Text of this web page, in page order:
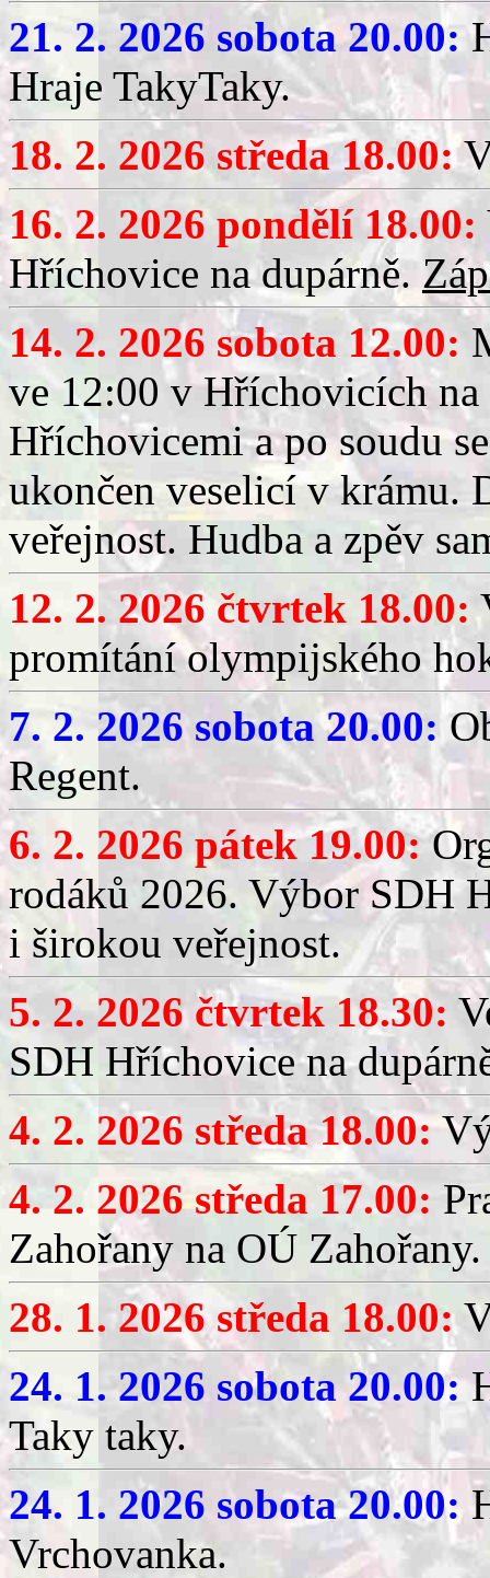
21. 2. 2026 sobota 20.00:
Hraje TakyTaky.
18. 2. 2026 středa 18.00:
16. 2. 2026 pondělí 18.00:
Hříchovice na dupárně.
14. 2. 2026 sobota 12.00:
ve 12:00 v Hříchovicích
Hříchovicemi a po soudu
ukončen veselicí v krámu.
veřejnost. Hudba a zpěv
12. 2. 2026 čtvrtek 18.00:
promítání olympijského
7. 2. 2026 sobota 20.00:
Regent.
6. 2. 2026 pátek 19.00:
rodáků 2026. Výbor SDH
i širokou veřejnost.
5. 2. 2026 čtvrtek 18.30:
SDH Hříchovice na
4. 2. 2026 středa 18.00:
4. 2. 2026 středa 17.00:
Zahořany na OÚ Zahořany.
28. 1. 2026 středa 18.00:
24. 1. 2026 sobota 20.00:
Taky taky.
24. 1. 2026 sobota 20.00:
Vrchovanka.